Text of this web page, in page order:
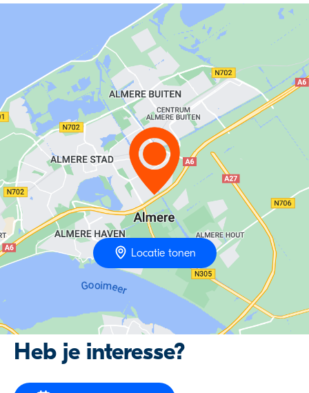
Locatie tonen
Heb je interesse?